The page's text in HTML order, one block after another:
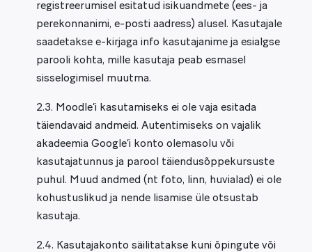
registreerumisel esitatud isikuandmete (ees- ja
perekonnanimi, e-posti aadress) alusel. Kasutajale
saadetakse e-kirjaga info kasutajanime ja esialgse
parooli kohta, mille kasutaja peab esmasel
sisselogimisel muutma.
2.3. Moodle’i kasutamiseks ei ole vaja esitada
täiendavaid andmeid. Autentimiseks on vajalik
akadeemia Google’i konto olemasolu või
kasutajatunnus ja parool täiendusõppekursuste
puhul. Muud andmed (nt foto, linn, huvialad) ei ole
kohustuslikud ja nende lisamise üle otsustab
kasutaja.
2.4. Kasutajakonto säilitatakse kuni õpingute või